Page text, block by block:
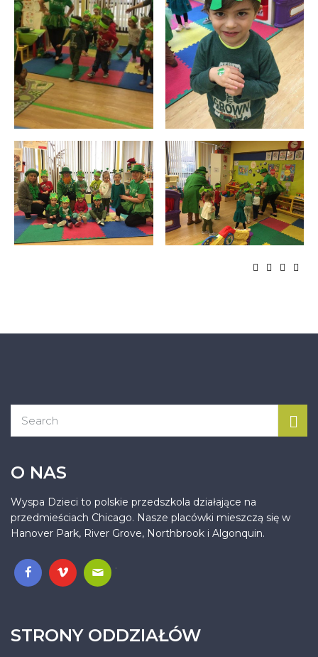
O NAS
Wyspa Dzieci to polskie przedszkola działające na
przedmieściach Chicago. Nasze placówki mieszczą się w
Hanover Park, River Grove, Northbrook i Algonquin.
.
STRONY ODDZIAŁÓW